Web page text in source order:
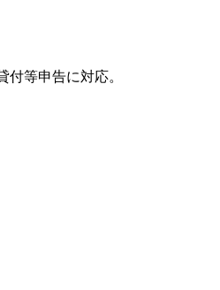
等申告に対応。